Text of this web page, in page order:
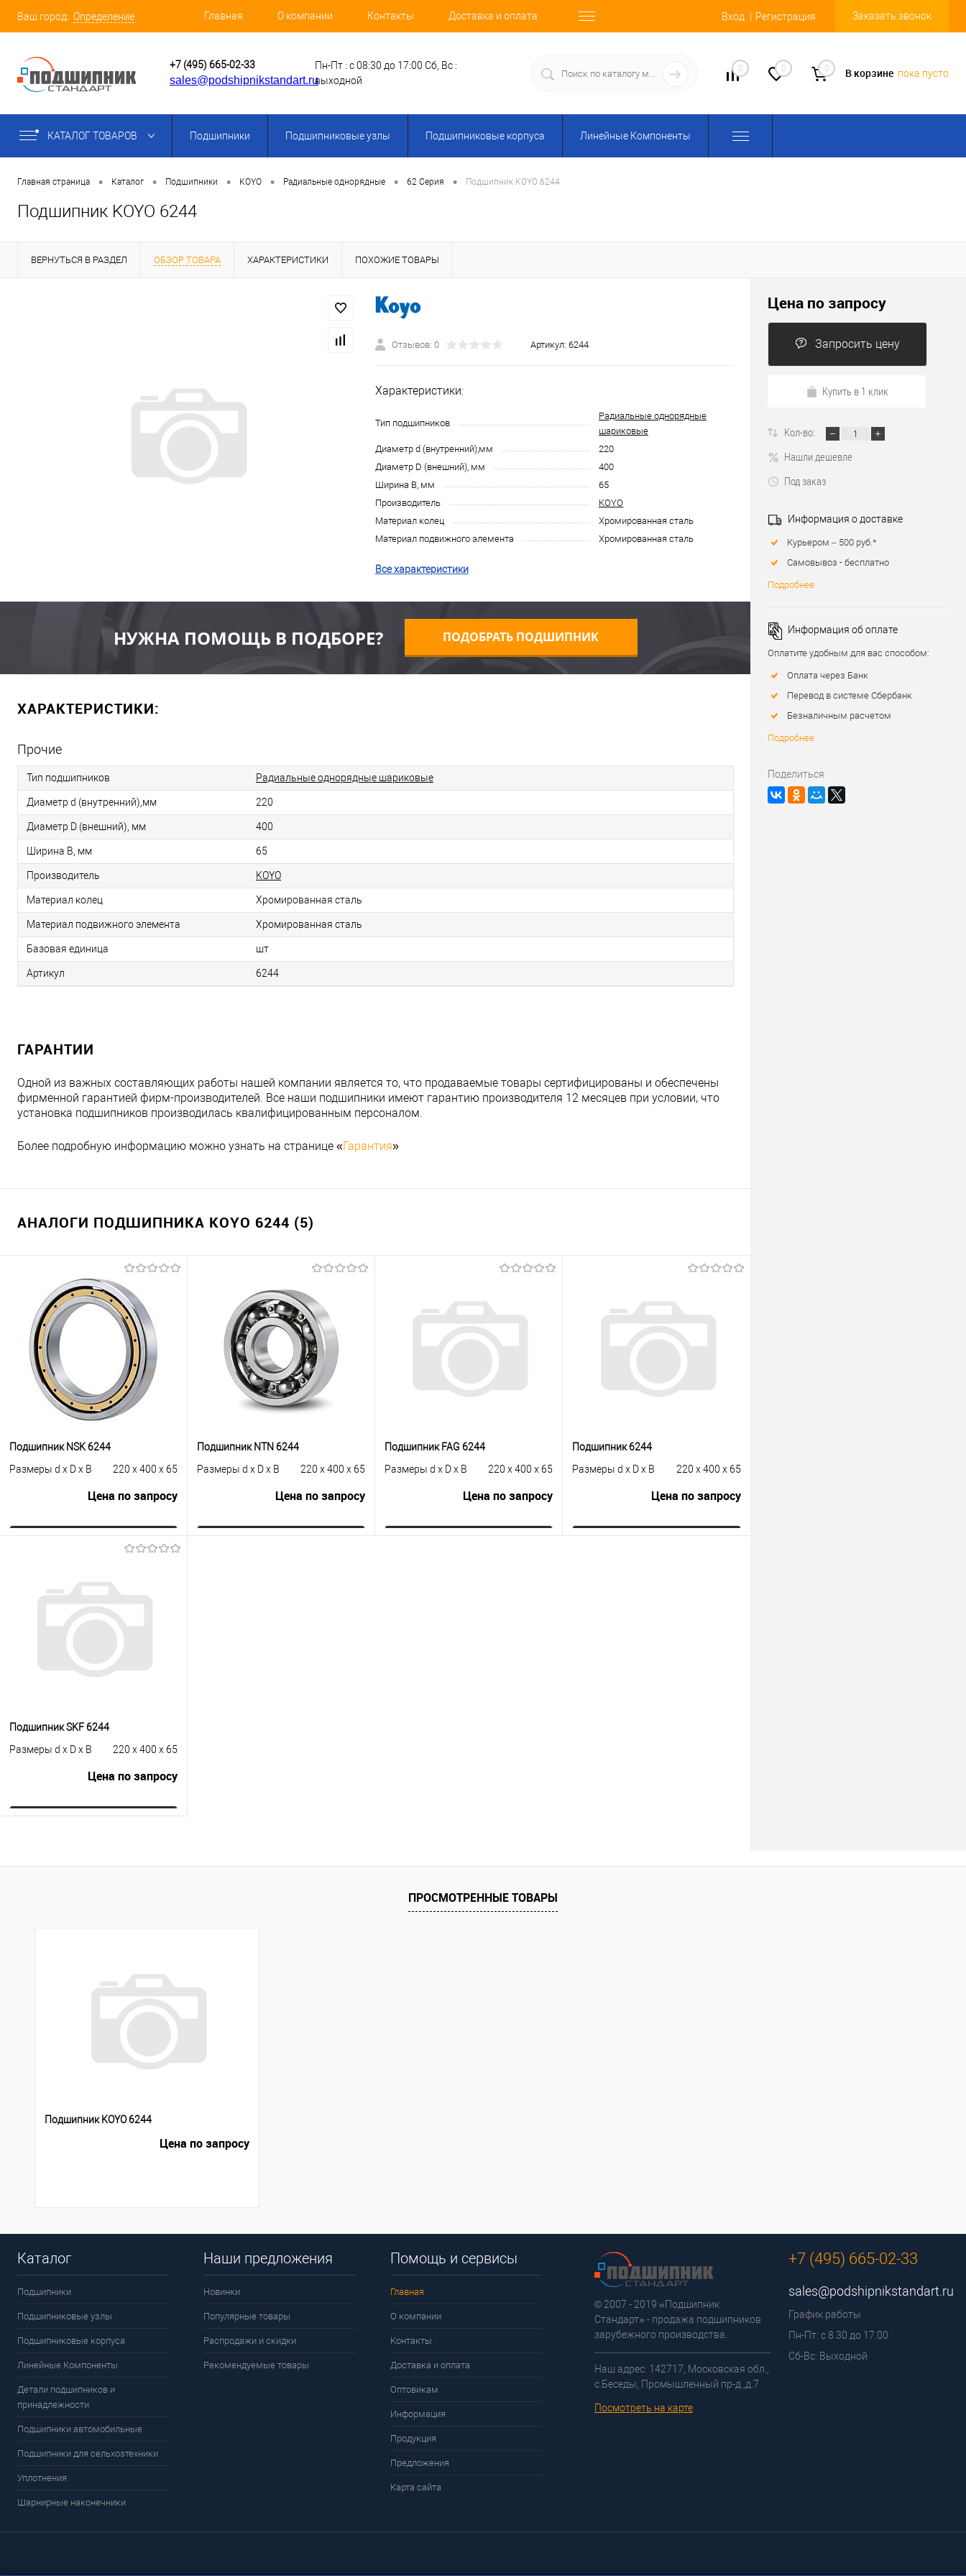
Ваш город: Определение Главная О компании Контакты Доставка и оплата Вход Регистрация Заказать звонок
+7 (495) 665-02-33
sales@podshipnikstandart.ru
Пн-Пт : с 08:30 до 17:00 Сб, Вс :
выходной
0 0 0 В корзине пока пусто
КАТАЛОГ ТОВАРОВ Подшипники Подшипниковые узлы Подшипниковые корпуса Линейные Компоненты
Главная страница • Каталог • Подшипники • KOYO • Радиальные однорядные • 62 Серия • Подшипник KOYO 6244
Подшипник KOYO 6244
ВЕРНУТЬСЯ В РАЗДЕЛ ОБЗОР ТОВАРА ХАРАКТЕРИСТИКИ ПОХОЖИЕ ТОВАРЫ
Отзывов: 0 Артикул: 6244
Характеристики:
Тип подшипников
Радиальные однорядные
шариковые
Диаметр d (внутренний),мм
220
Диаметр D (внешний), мм
400
Ширина B, мм
65
Производитель
KOYO
Материал колец
Хромированная сталь
Материал подвижного элемента
Хромированная сталь
Все характеристики
НУЖНА ПОМОЩЬ В ПОДБОРЕ? ПОДОБРАТЬ ПОДШИПНИК
ХАРАКТЕРИСТИКИ:
Прочие
Тип подшипников Радиальные однорядные шариковые
Диаметр d (внутренний),мм 220
Диаметр D (внешний), мм 400
Ширина B, мм 65
Производитель KOYO
Материал колец Хромированная сталь
Материал подвижного элемента Хромированная сталь
Базовая единица шт
Артикул 6244
ГАРАНТИИ
Одной из важных составляющих работы нашей компании является то, что продаваемые товары сертифицированы и обеспечены
фирменной гарантией фирм-производителей. Все наши подшипники имеют гарантию производителя 12 месяцев при условии, что
установка подшипников производилась квалифицированным персоналом.
Более подробную информацию можно узнать на странице «Гарантия»
АНАЛОГИ ПОДШИПНИКА KOYO 6244 (5)
Подшипник NSK 6244
Размеры d x D x B
220 x 400 x 65
Цена по запросу
Запросить цену
Купить в 1 клик
В избранное
Подшипник NTN 6244
Размеры d x D x B
220 x 400 x 65
Цена по запросу
Подшипник FAG 6244
Размеры d x D x B
220 x 400 x 65
Цена по запросу
Подшипник 6244
Размеры d x D x B
220 x 400 x 65
Цена по запросу
Подшипник SKF 6244
Размеры d x D x B
220 x 400 x 65
Цена по запросу
Купить в 1 клик
К сравнению
Цена по запросу
Запросить цену
Купить в 1 клик
Кол-во:
Нашли дешевле
Под заказ
Информация о доставке
Курьером – 500 руб.*
Самовывоз - бесплатно
Подробнее
Информация об оплате
Оплатите удобным для вас способом:
Оплата через Банк
Перевод в системе Сбербанк
Безналичным расчетом
Подробнее
Поделиться
ПРОСМОТРЕННЫЕ ТОВАРЫ
Подшипник KOYO 6244
Цена по запросу
Каталог
Подшипники
Подшипниковые узлы
Подшипниковые корпуса
Линейные Компоненты
Детали подшипников и
принадлежности
Подшипники автомобильные
Подшипники для сельхозтехники
Уплотнения
Шарнирные наконечники
Наши предложения
Новинки
Популярные товары
Распродажи и скидки
Рекомендуемые товары
Помощь и сервисы
Главная
О компании
Контакты
Доставка и оплата
Оптовикам
Информация
Продукция
Предложения
Карта сайта
© 2007 - 2019 «Подшипник
Стандарт» - продажа подшипников
зарубежного производства.
Наш адрес: 142717, Московская обл.,
с.Беседы, Промышленный пр-д.,д.7
Посмотреть на карте
+7 (495) 665-02-33
sales@podshipnikstandart.ru
График работы
Пн-Пт: с 8.30 до 17.00
Сб-Вс: Выходной